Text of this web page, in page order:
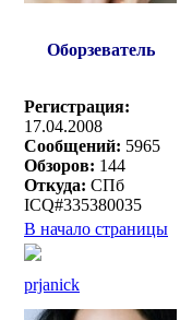
Оборзеватель
Регистрация:
17.04.2008
Сообщений: 5965
Обзоров: 144
Откуда: СПб
ICQ#335380035
В начало страницы
prjanick